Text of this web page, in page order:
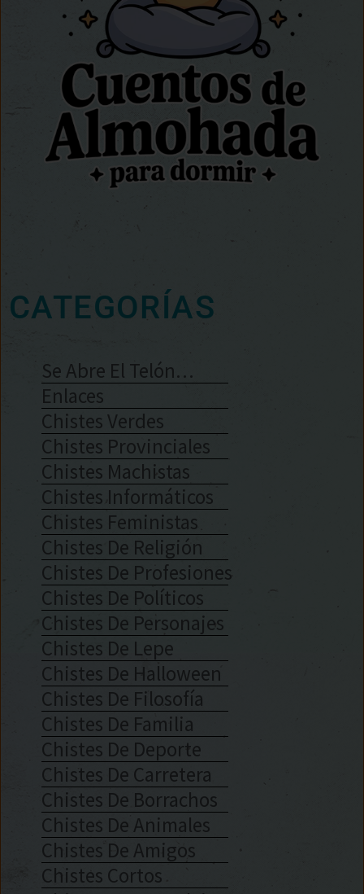
CATEGORÍAS
Se Abre El Telón…
Enlaces
Chistes Verdes
Chistes Provinciales
Chistes Machistas
Chistes Informáticos
Chistes Feministas
Chistes De Religión
Chistes De Profesiones
Chistes De Políticos
Chistes De Personajes
Chistes De Lepe
Chistes De Halloween
Chistes De Filosofía
Chistes De Familia
Chistes De Deporte
Chistes De Carretera
Chistes De Borrachos
Chistes De Animales
Chistes De Amigos
Chistes Cortos